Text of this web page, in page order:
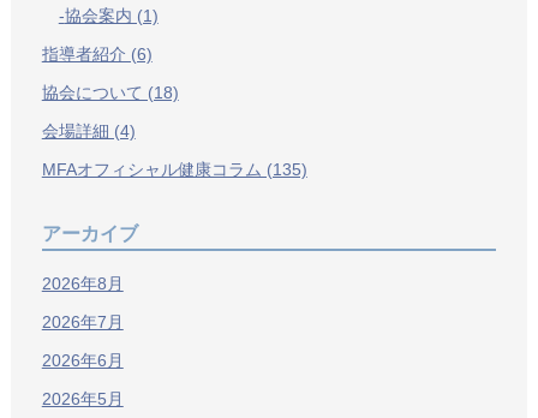
協会案内 (1)
指導者紹介 (6)
協会について (18)
会場詳細 (4)
MFAオフィシャル健康コラム (135)
アーカイブ
2026年8月
2026年7月
2026年6月
2026年5月